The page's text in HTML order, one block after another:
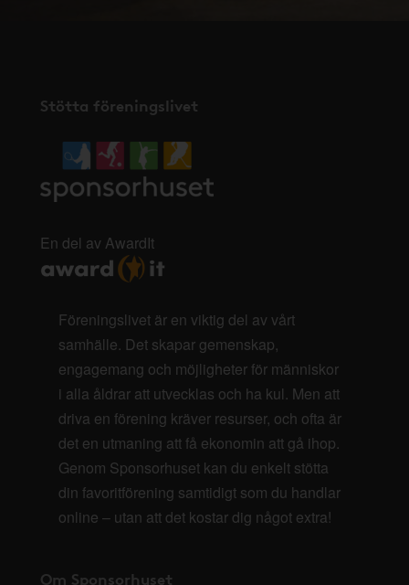
Stötta föreningslivet
En del av AwardIt
Föreningslivet är en viktig del av vårt
samhälle. Det skapar gemenskap,
engagemang och möjligheter för människor
i alla åldrar att utvecklas och ha kul. Men att
driva en förening kräver resurser, och ofta är
det en utmaning att få ekonomin att gå ihop.
Genom Sponsorhuset kan du enkelt stötta
din favoritförening samtidigt som du handlar
online – utan att det kostar dig något extra!
Om Sponsorhuset